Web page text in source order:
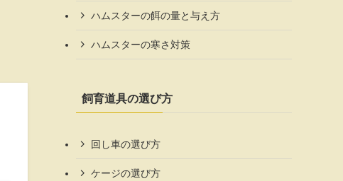
ハムスターの餌の量と与え方
ハムスターの寒さ対策
飼育道具の選び方
回し車の選び方
ケージの選び方